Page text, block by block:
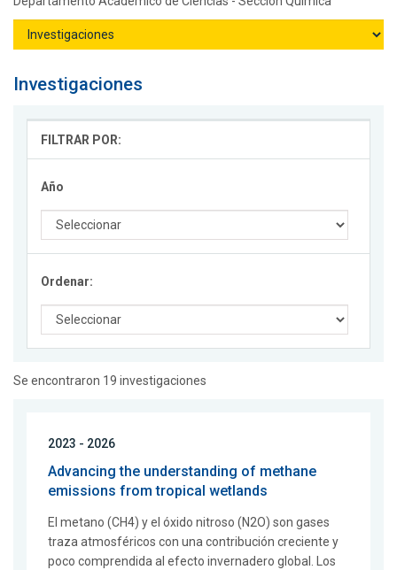
Investigaciones
FILTRAR POR:
Año
Ordenar:
Se encontraron 19 investigaciones
2023 - 2026
Advancing the understanding of methane
emissions from tropical wetlands
El metano (CH4) y el óxido nitroso (N2O) son gases
traza atmosféricos con una contribución creciente y
poco comprendida al efecto invernadero global. Los